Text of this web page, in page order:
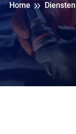
Home Diensten